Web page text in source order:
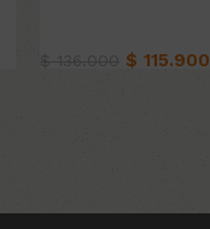
$ 115.900